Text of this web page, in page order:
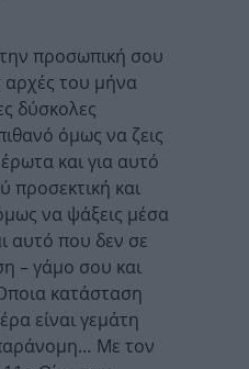
προσωπική σου
αρχές του μήνα
δύσκολες
όμως να ζεις
και για αυτό
προσεκτική και
να ψάξεις μέσα
αυτό που δεν σε
– γάμο σου και
κατάσταση
είναι γεμάτη
Με τον